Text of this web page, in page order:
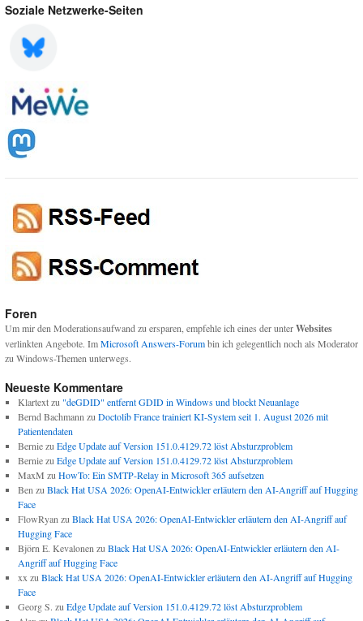
Soziale Netzwerke-Seiten
Foren
Um mir den Moderationsaufwand zu ersparen, empfehle ich eines der unterWebsites
verlinkten Angebote. ImMicrosoft Answers-Forumbin ich gelegentlich noch als Moderator
zu Windows-Themen unterwegs.
Neueste Kommentare
Klartextzu "deGDID" entfernt GDID in Windows und blockt Neuanlage
Bernd Bachmann zu Doctolib France trainiert KI-System seit 1. August 2026 mit
Patientendaten
Berniezu Edge Update auf Version 151.0.4129.72 löst Absturzproblem
Berniezu Edge Update auf Version 151.0.4129.72 löst Absturzproblem
MaxM zu HowTo: Ein SMTP-Relay in Microsoft 365 aufsetzen
Ben zu Black Hat USA 2026: OpenAI-Entwickler erläutern den AI-Angriff auf Hugging
Face
FlowRyan zu Black Hat USA 2026: OpenAI-Entwickler erläutern den AI-Angriff auf
Hugging Face
Björn E. Kevalonen zu Black Hat USA 2026: OpenAI-Entwickler erläutern den AI-
Angriff auf Hugging Face
xx zu Black Hat USA 2026: OpenAI-Entwickler erläutern den AI-Angriff auf Hugging
Face
Georg S. zu Edge Update auf Version 151.0.4129.72 löst Absturzproblem